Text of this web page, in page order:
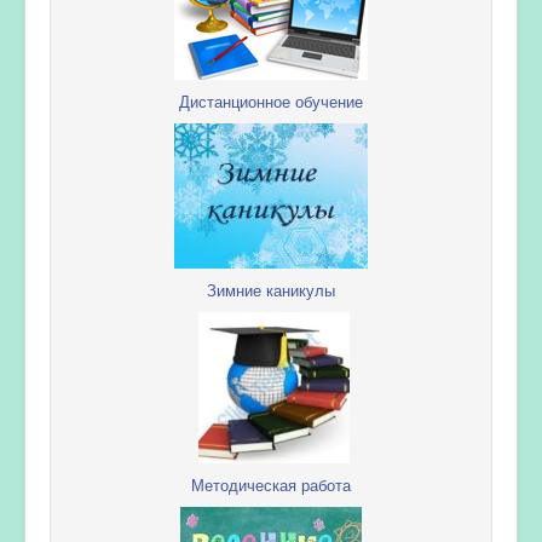
Дистанционное обучение
Зимние каникулы
Методическая работа